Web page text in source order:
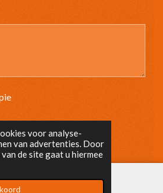
voor analyse-
van advertenties. Door
de site gaat u hiermee